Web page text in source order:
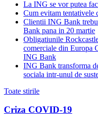
La ING se vor putea
Cum evitam tentativele
Clientii ING Bank
Bank pana in 20 martie
Obligatiunile
comerciale din Europa
ING Bank
ING Bank transforma
sociala intr-unul de
Toate stirile
Criza COVID-19